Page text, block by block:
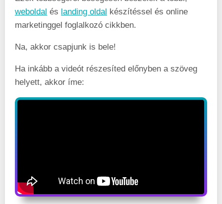
weboldal és landing oldal készítéssel és online
marketinggel foglalkozó cikkben.
Na, akkor csapjunk is bele!
Ha inkább a videót részesíted előnyben a szöveg
helyett, akkor íme: